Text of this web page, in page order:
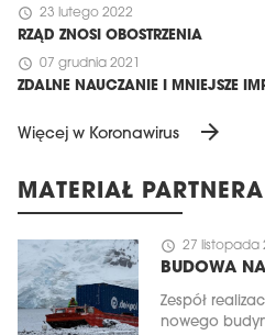
schedule 23 lutego 2022
RZĄD ZNOSI OBOSTRZENIA
schedule 07 grudnia 2021
ZDALNE NAUCZANIE I MNIEJSZE
Więcej w Koronawirus arrow_forward
MATERIAŁ PARTNERA
schedule 27 listopada
BUDOWA
Zespół
nowego